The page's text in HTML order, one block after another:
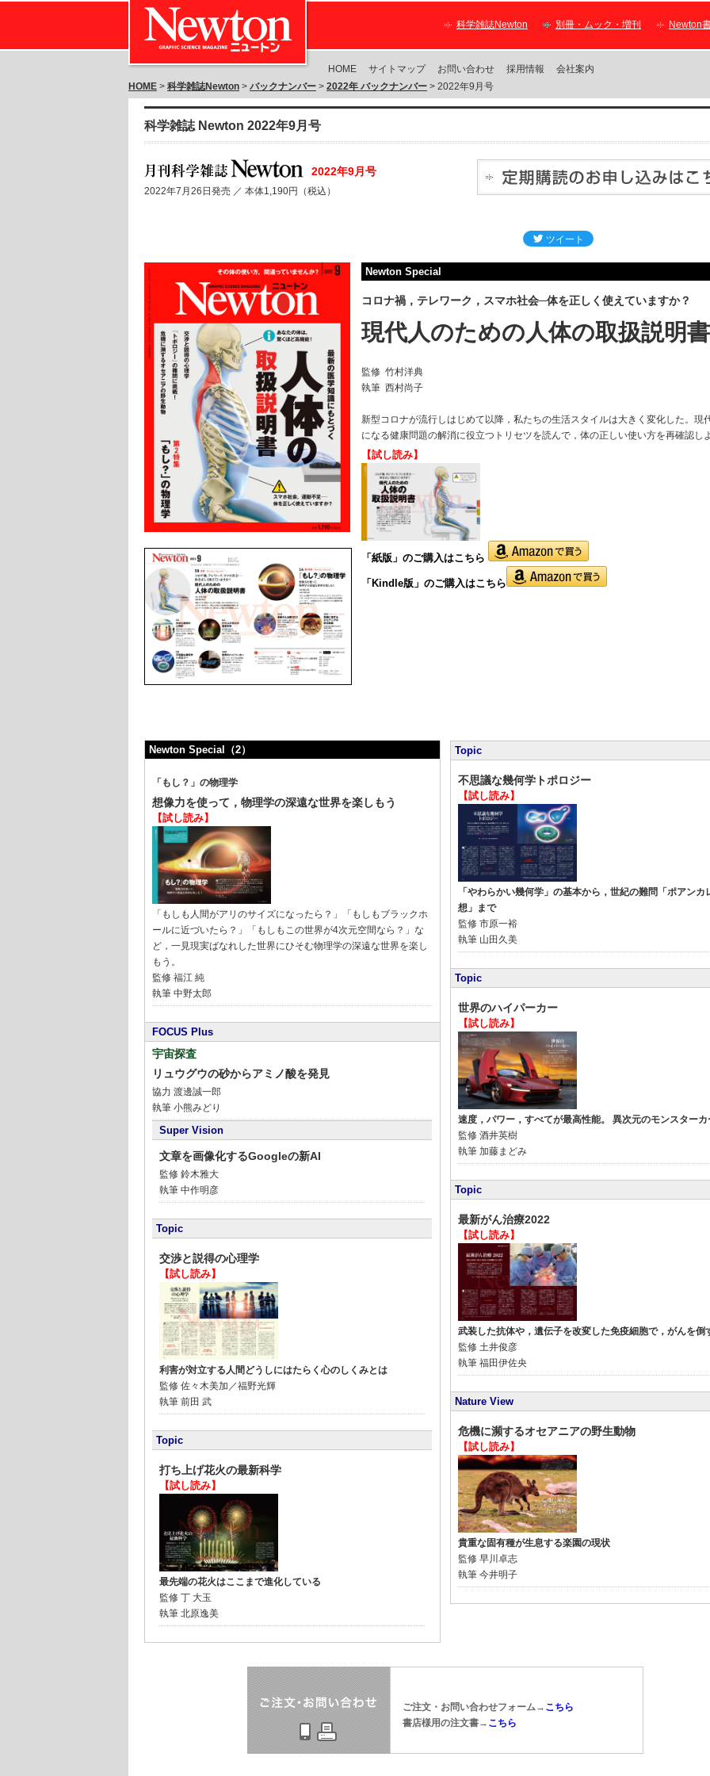
科学雑誌Newton 別冊・ムック・増刊 Newton
HOME サイトマップ お問い合わせ 採用情報
会社案内
HOME > 科学雑誌Newton > バックナンバー > 2022年 バックナンバー > 2022年9月号
科学雑誌 Newton 2022年9月号
2022年9月号
2022年7月26日発売 ／ 本体1,190円（税込）
Newton Special
コロナ禍，テレワーク，スマホ社会─体を正しく使えていますか？
現代人のための人体の取扱説明書
監修 竹村洋典
執筆 西村尚子
新型コロナが流行しはじめて以降，私たちの生活スタイルは大きく変化した。現
になる健康問題の解消に役立つトリセツを読んで，体の正しい使い方を再確認しよ
【試し読み】
「紙版」のご購入はこちら
「Kindle版」のご購入はこちら
Newton Special（2）
「もし？」の物理学
想像力を使って，物理学の深遠な世界を楽しもう
【試し読み】
「もしも人間がアリのサイズになったら？」「もしもブラックホ
ールに近づいたら？」「もしもこの世界が4次元空間なら？」な
ど，一見現実ばなれした世界にひそむ物理学の深遠な世界を楽し
もう。
監修 福江 純
執筆 中野太郎
FOCUS Plus
宇宙探査
リュウグウの砂からアミノ酸を発見
協力渡邊誠一郎
執筆 小熊みどり
Super Vision
文章を画像化するGoogleの新AI
監修鈴木雅大
執筆 中作明彦
Topic
交渉と説得の心理学
【試し読み】
利害が対立する人間どうしにはたらく心のしくみとは
監修佐々木美加／福野光輝
執筆前田 武
Topic
打ち上げ花火の最新科学
【試し読み】
最先端の花火はここまで進化している
監修丁 大玉
執筆北原逸美
Topic
不思議な幾何学トポロジー
【試し読み】
「やわらかい幾何学」の基本から，世紀の難問「ポアンカ
想」まで
監修 市原一裕
執筆 山田久美
Topic
世界のハイパーカー
【試し読み】
速度，パワー，すべてが最高性能。 異次元のモンスターカ
監修 酒井英樹
執筆 加藤まどみ
Topic
最新がん治療2022
【試し読み】
武装した抗体や，遺伝子を改変した免疫細胞で，がんを倒
監修 土井俊彦
執筆 福田伊佐央
Nature View
危機に瀕するオセアニアの野生動物
【試し読み】
貴重な固有種が生息する楽園の現状
監修 早川卓志
執筆 今井明子
ご注文・お問い合わせフォーム→ こちら
書店様用の注文書→ こちら